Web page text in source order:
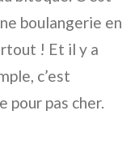
boulangerie en
! Et il y a
c’est
pour pas cher.